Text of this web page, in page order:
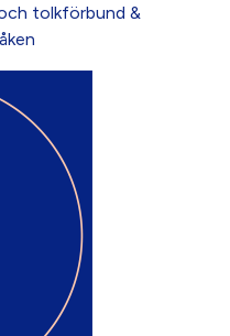
tolkförbund &